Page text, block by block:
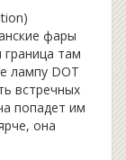
фары
граница там
лампу DOT
встречных
попадет им
она